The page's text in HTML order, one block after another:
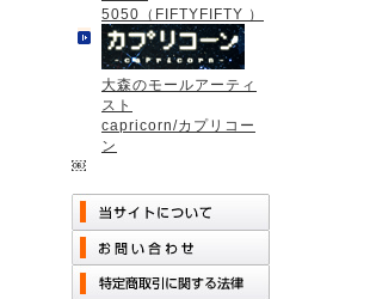
5050（FIFTYFIFTY ）
大森のモールアーティ
スト
capricorn/カプリコー
ン
￼